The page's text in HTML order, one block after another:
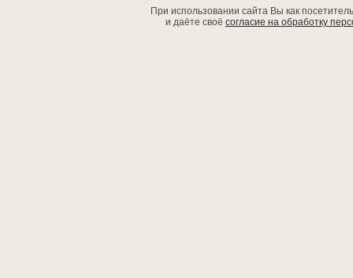
При использовании сайта Вы как
и даёте своё согласие на обработку